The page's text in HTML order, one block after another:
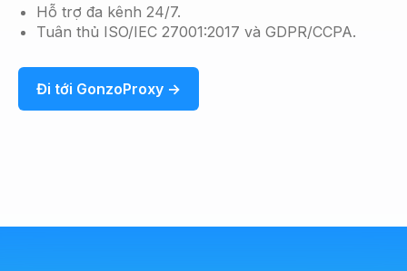
Hỗ trợ đa kênh 24/7.
Tuân thủ ISO/IEC 27001:2017 và GDPR/CCPA.
Đi tới GonzoProxy →